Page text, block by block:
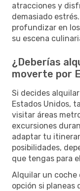
atracciones y
demasiado
profundizar en
su escena
¿Deberías
moverte por
Si decides
Estados Unidos,
visitar áreas
excursiones
adaptar tu
posibilidades,
que tengas para
Alquilar un coche
opción si planeas